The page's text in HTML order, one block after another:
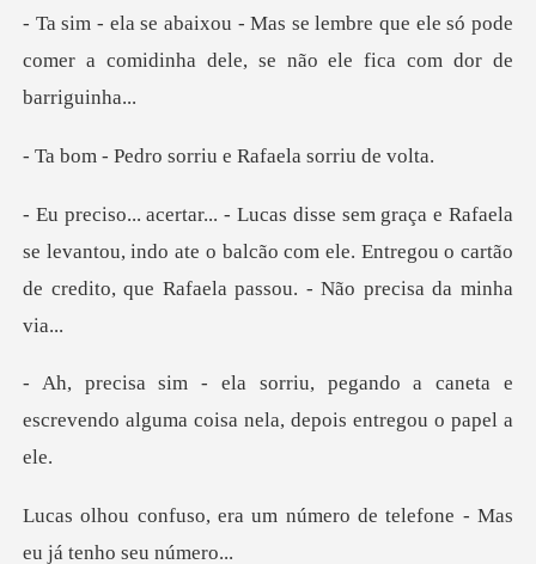
que ele só pode
comer a comidinha dele,
sorriu e Rafael
se levantou, indo ate o balcão com ele. Entregou o cartão
d
do a caneta e
escrevendo alguma coisa
m número de telefone - Mas